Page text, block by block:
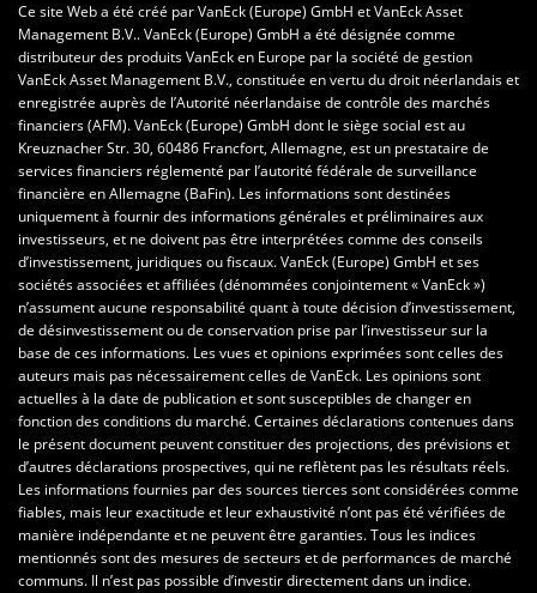
Ce site Web a été créé par VanEck (Europe) GmbH et VanEck Asset
Management B.V.. VanEck (Europe) GmbH a été désignée comme
distributeur des produits VanEck en Europe par la société de gestion
VanEck Asset Management B.V., constituée en vertu du droit néerlandais et
enregistrée auprès de l’Autorité néerlandaise de contrôle des marchés
financiers (AFM). VanEck (Europe) GmbH dont le siège social est au
Kreuznacher Str. 30, 60486 Francfort, Allemagne, est un prestataire de
services financiers réglementé par l’autorité fédérale de surveillance
financière en Allemagne (BaFin). Les informations sont destinées
uniquement à fournir des informations générales et préliminaires aux
investisseurs, et ne doivent pas être interprétées comme des conseils
d’investissement, juridiques ou fiscaux. VanEck (Europe) GmbH et ses
sociétés associées et affiliées (dénommées conjointement « VanEck »)
n’assument aucune responsabilité quant à toute décision d’investissement,
de désinvestissement ou de conservation prise par l’investisseur sur la
base de ces informations. Les vues et opinions exprimées sont celles des
auteurs mais pas nécessairement celles de VanEck. Les opinions sont
actuelles à la date de publication et sont susceptibles de changer en
fonction des conditions du marché. Certaines déclarations contenues dans
le présent document peuvent constituer des projections, des prévisions et
d’autres déclarations prospectives, qui ne reflètent pas les résultats réels.
Les informations fournies par des sources tierces sont considérées comme
fiables, mais leur exactitude et leur exhaustivité n’ont pas été vérifiées de
manière indépendante et ne peuvent être garanties. Tous les indices
mentionnés sont des mesures de secteurs et de performances de marché
communs. Il n’est pas possible d’investir directement dans un indice.